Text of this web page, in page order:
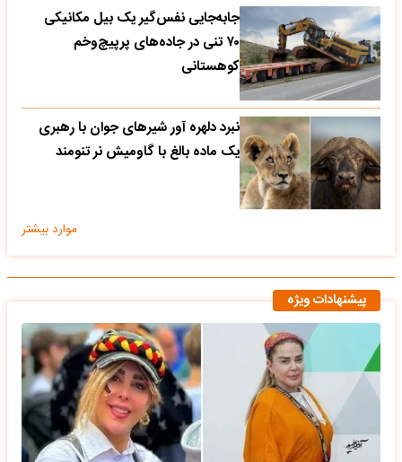
جابه‌جایی نفس‌گیر یک بیل مکانیکی
۷۰ تنی در جاده‌های پرپیچ‌وخم
کوهستانی
نبرد دلهره آور شیرهای جوان با رهبری
یک ماده بالغ با گاومیش نر تنومند
موارد بیشتر
پیشنهادات ویژه